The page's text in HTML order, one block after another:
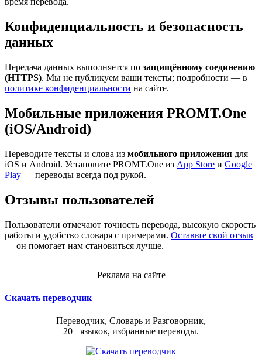
Конфиденциальность и безопасность
данных
Передача данных выполняется по защищённому соединению
(HTTPS). Мы не публикуем ваши тексты; подробности — в
политике конфиденциальности на сайте.
Мобильные приложения PROMT.One
(iOS/Android)
Переводите тексты и слова из мобильного приложения для
iOS и Android. Установите PROMT.One из App Store и Google
Play — переводы всегда под рукой.
Отзывы пользователей
Пользователи отмечают точность перевода, высокую скорость
работы и удобство словаря с примерами. Оставьте свой отзыв
— он помогает нам становиться лучше.
Реклама на сайте
Скачать переводчик
Переводчик, Словарь и Разговорник,
20+ языков, избранные переводы.